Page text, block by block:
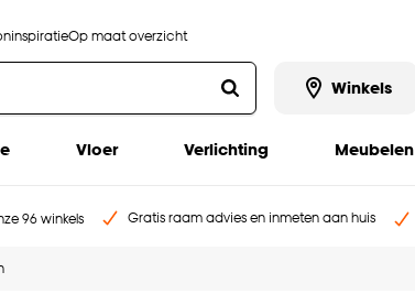
Op maat overzicht
Winkels
Vloer Verlichting Meubelen
96 winkels Gratis raam advies en inmeten aan huis